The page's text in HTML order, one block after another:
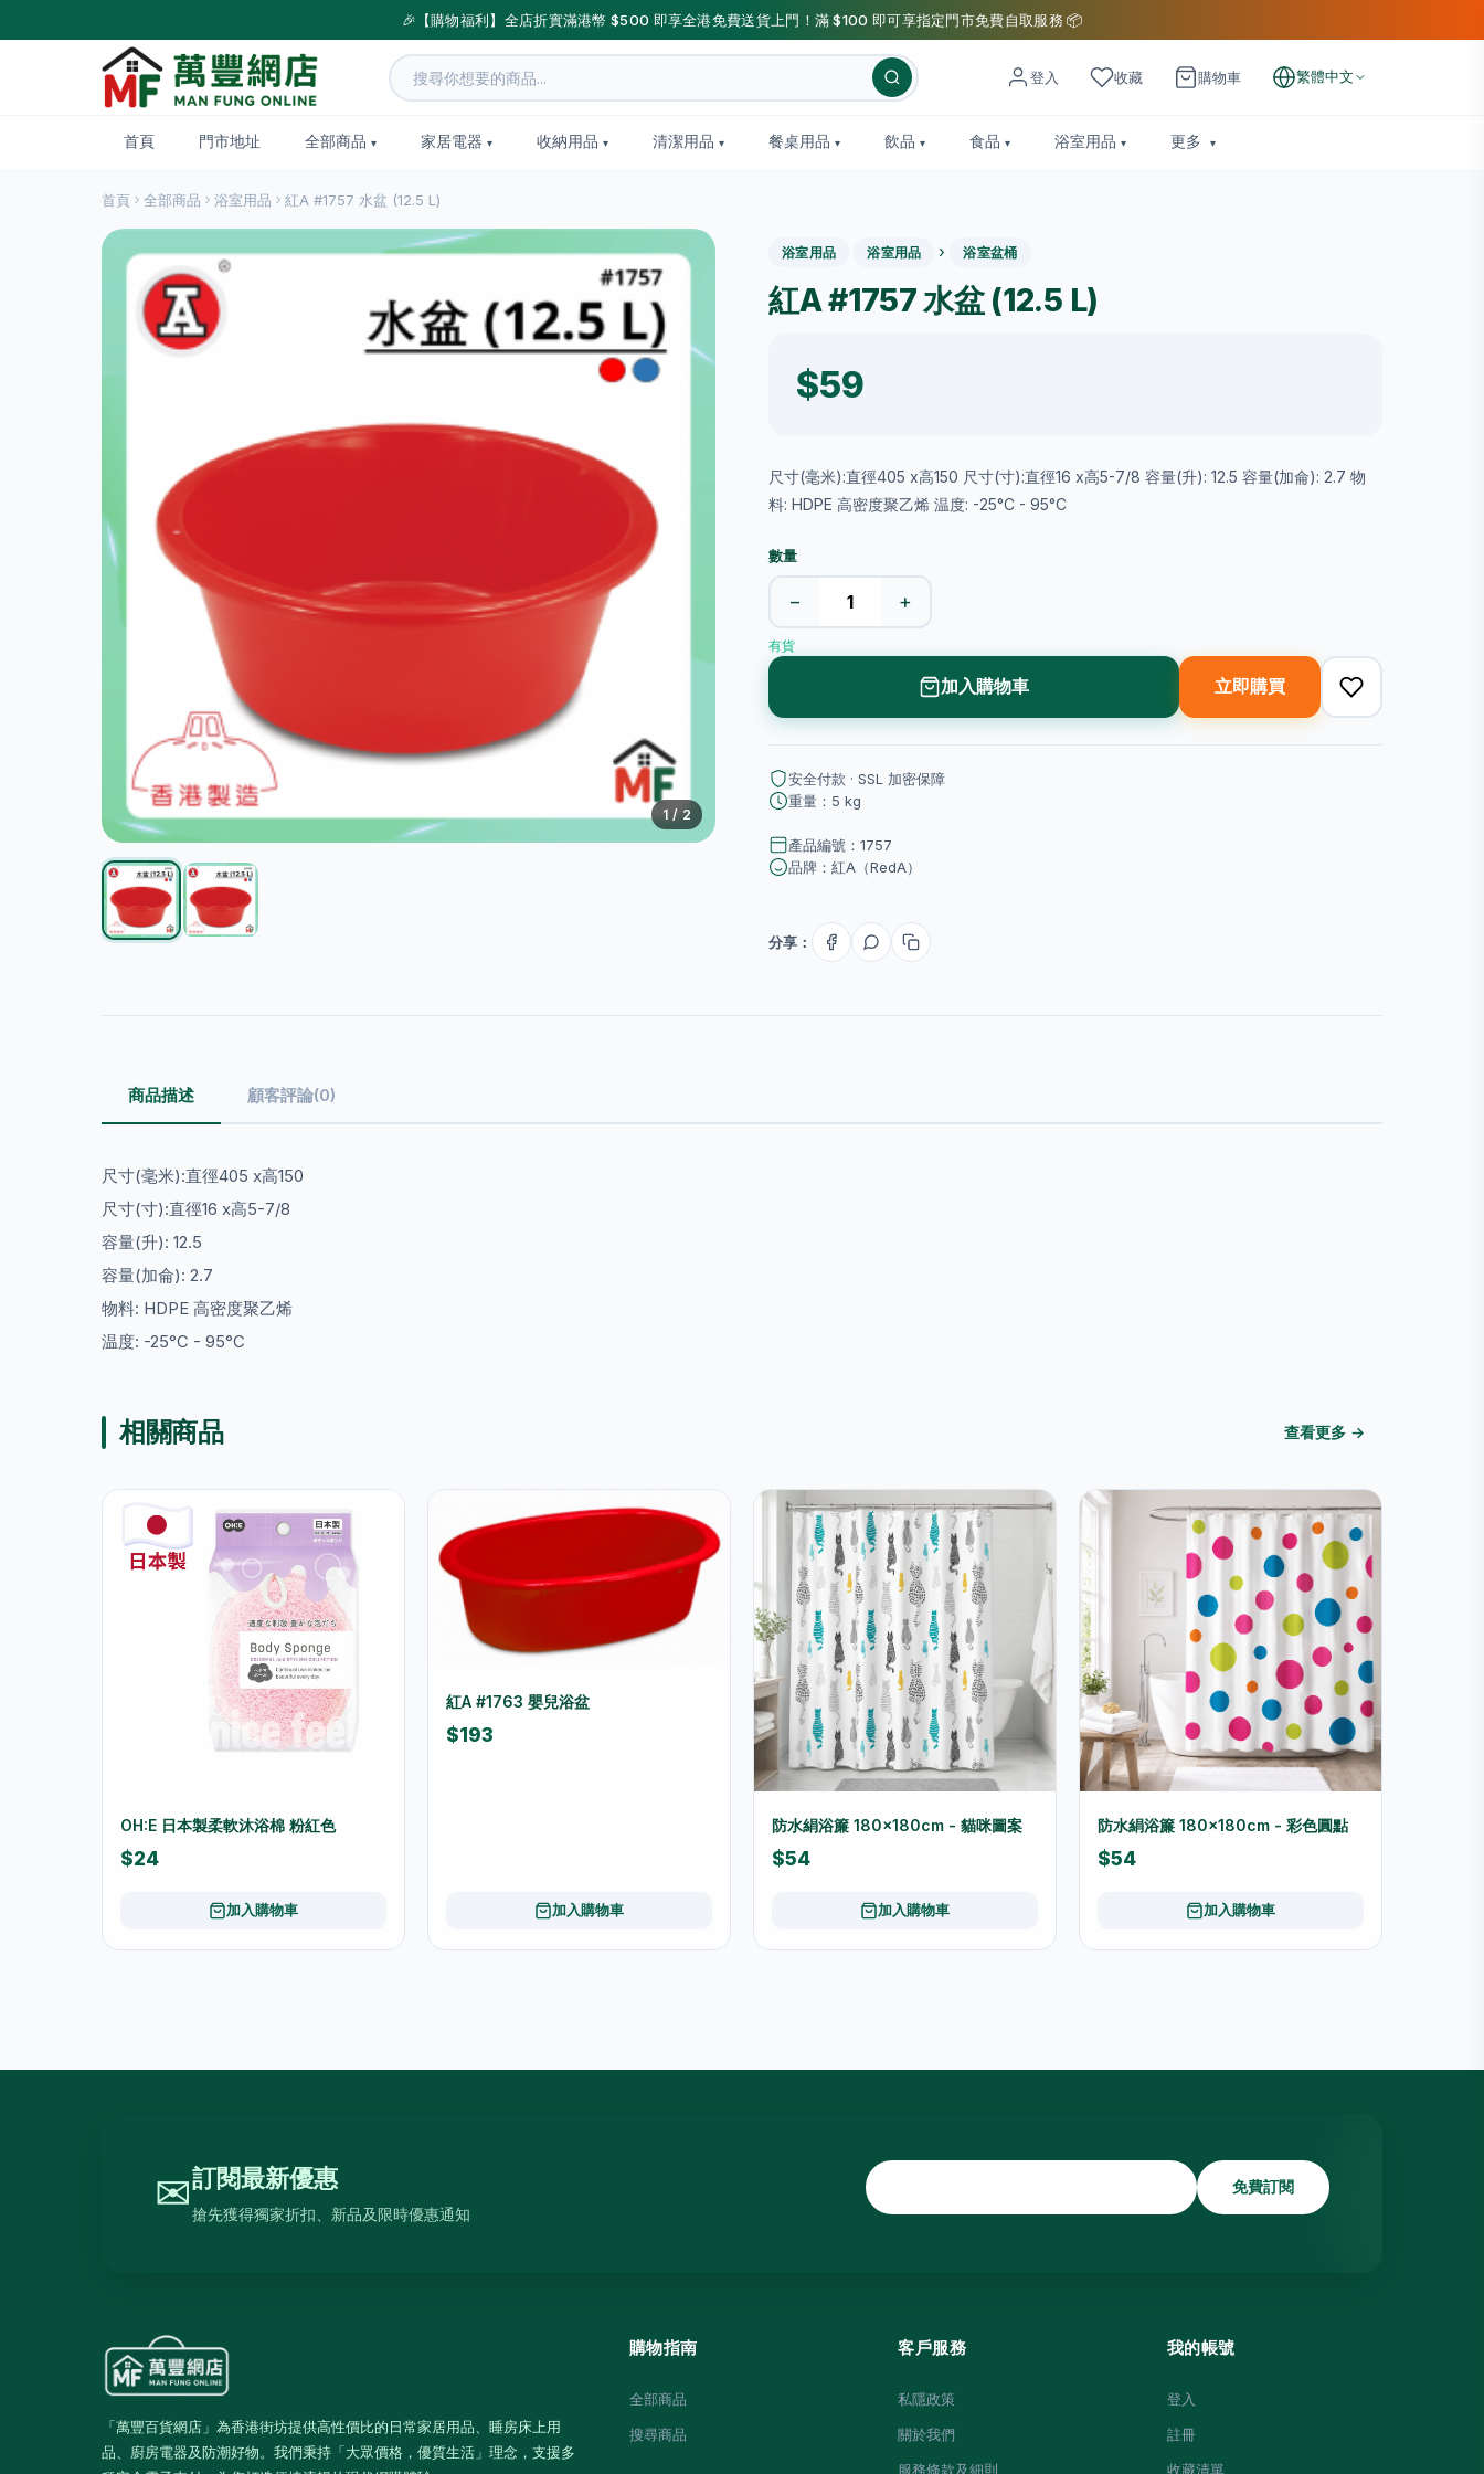
🎉【購物福利】全店折實滿港幣 $500 即享全港免費送貨上門！滿 $100 即可享指定門市免費自取服務 📦
登入 收藏 購物車 繁體中文
首頁 門市地址 全部商品 家居電器 收納用品 清潔用品 餐桌用品 飲品 食品 浴室用品 更多
首頁 全部商品 浴室用品 紅A #1757 水盆 (12.5 L)
1 / 2
浴室用品 浴室用品 › 浴室盆桶
紅A #1757 水盆 (12.5 L)
$59
尺寸(毫米):直徑405 x高150 尺寸(寸):直徑16 x高5-7/8 容量(升): 12.5 容量(加侖): 2.7 物
料: HDPE 高密度聚乙烯 温度: -25°C - 95°C
數量
− +
有貨
加入購物車 立即購買
安全付款 · SSL 加密保障
重量：5 kg
產品編號：1757
品牌：紅A（RedA）
分享：
商品描述 顧客評論(0)
尺寸(毫米):直徑405 x高150
尺寸(寸):直徑16 x高5-7/8
容量(升): 12.5
容量(加侖): 2.7
物料: HDPE 高密度聚乙烯
温度: -25°C - 95°C
相關商品 查看更多 →
OH:E 日本製柔軟沐浴棉 粉紅色
$24
加入購物車
紅A #1763 嬰兒浴盆
$193
加入購物車
防水絹浴簾 180×180cm - 貓咪圖案
$54
加入購物車
防水絹浴簾 180×180cm - 彩色圓點
$54
加入購物車
✉訂閱最新優惠
搶先獲得獨家折扣、新品及限時優惠通知
免費訂閱
「萬豐百貨網店」為香港街坊提供高性價比的日常家居用品、睡房床上用
品、廚房電器及防潮好物。我們秉持「大眾價格，優質生活」理念，支援多
購物指南
全部商品
搜尋商品
客戶服務
私隱政策
關於我們
服務條款及細則
我的帳號
登入
註冊
收藏清單